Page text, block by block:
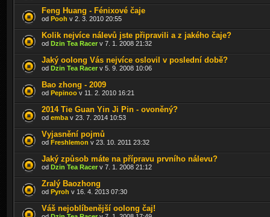
Feng Huang - Fénixové čaje
od Pooh v 2. 3. 2010 20:55
Kolik nejvíce nálevů jste připravili a z jakého čaje?
od Dzin Tea Racer v 7. 1. 2008 21:32
Jaký oolong Vás nejvíce oslovil v poslední době?
od Dzin Tea Racer v 5. 9. 2008 10:06
Bao zhong - 2009
od Pepinoo v 11. 2. 2010 16:21
2014 Tie Guan Yin Ji Pin - ovoněný?
od emba v 23. 7. 2014 10:53
Vyjasnění pojmů
od Freshlemon v 23. 10. 2011 23:32
Jaký způsob máte na přípravu prvního nálevu?
od Dzin Tea Racer v 7. 1. 2008 21:12
Zralý Baozhong
od Pyroh v 16. 4. 2013 07:30
Váš nejoblíbenější oolong čaj!